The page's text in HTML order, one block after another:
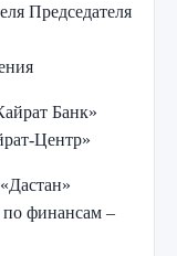
Председателя
Банк»
Центр»
по финансам –